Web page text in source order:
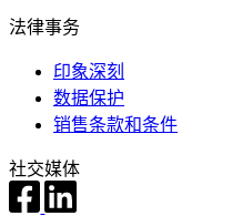
法律事务
印象深刻
数据保护
销售条款和条件
社交媒体